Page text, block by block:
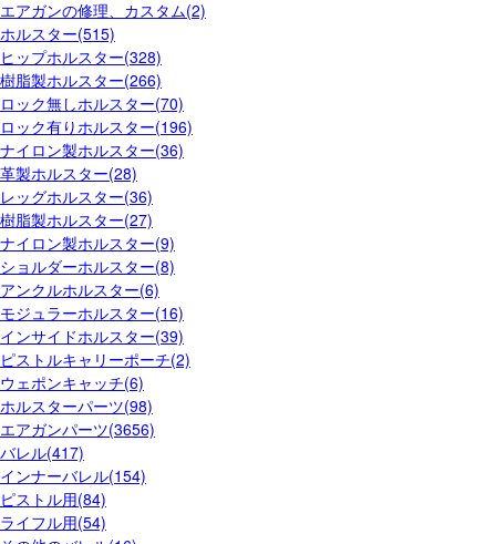
エアガンの修理、カスタム(2)
ホルスター(515)
ヒップホルスター(328)
樹脂製ホルスター(266)
ロック無しホルスター(70)
ロック有りホルスター(196)
ナイロン製ホルスター(36)
革製ホルスター(28)
レッグホルスター(36)
樹脂製ホルスター(27)
ナイロン製ホルスター(9)
ショルダーホルスター(8)
アンクルホルスター(6)
モジュラーホルスター(16)
インサイドホルスター(39)
ピストルキャリーポーチ(2)
ウェポンキャッチ(6)
ホルスターパーツ(98)
エアガンパーツ(3656)
バレル(417)
インナーバレル(154)
ピストル用(84)
ライフル用(54)